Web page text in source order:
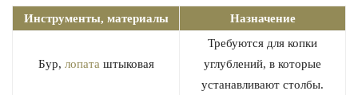
Инструменты, материалы Назначение
Бур, лопата штыковая
Требуются для копки
углублений, в которые
устанавливают столбы.